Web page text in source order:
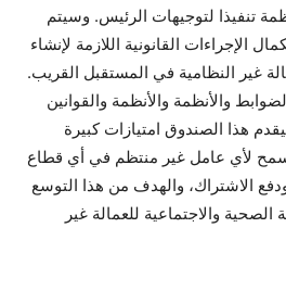
تنفيذا لتوجيهات الرئيس. وسيتم
الإجراءات القانونية اللازمة لإنشاء
غير النظامية في المستقبل القريب.
والأنظمة والأنظمة والقوانين
هذا الصندوق امتيازات كبيرة
لأي عامل غير منتظم في أي قطاع
الاشتراك، والهدف من هذا التوسع
والاجتماعية للعمالة غير